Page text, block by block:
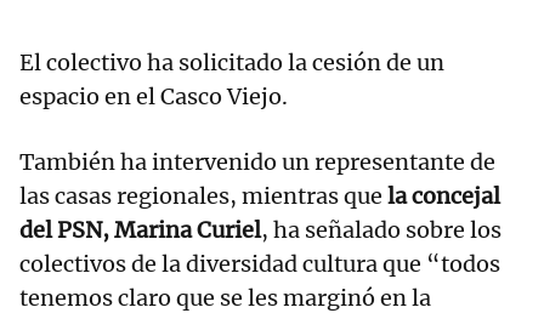
El colectivo ha solicitado la cesión de un
espacio en el Casco Viejo.
También ha intervenido un representante de
las casas regionales, mientras que la concejal
del PSN, Marina Curiel, ha señalado sobre los
colectivos de la diversidad cultura que “todos
tenemos claro que se les marginó en la